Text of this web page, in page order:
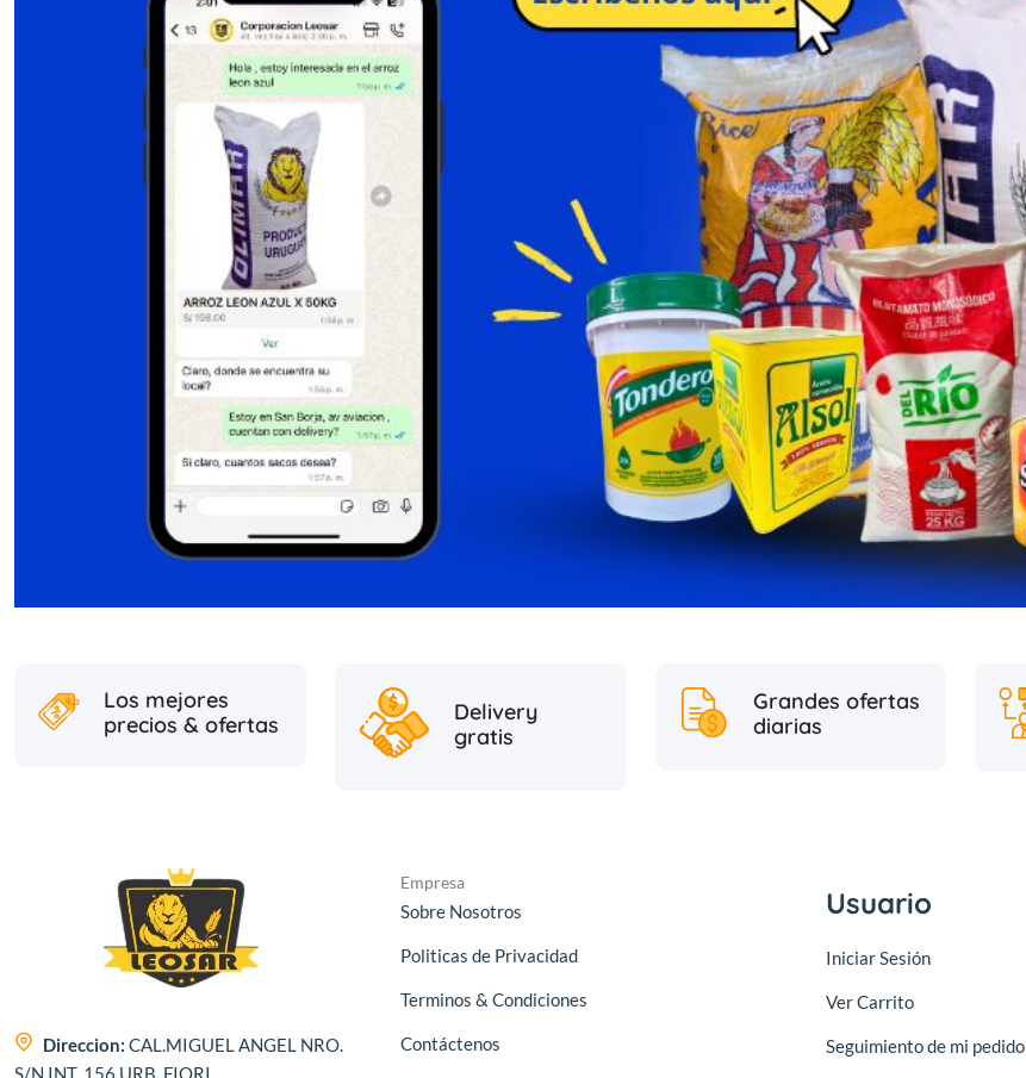
Los mejores
precios & ofertas
Delivery
gratis
Grandes ofertas
diarias
Direccion: CAL.MIGUEL ANGEL NRO.
S/N INT. 156 URB. FIORI
Empresa
Sobre Nosotros
Politicas de Privacidad
Terminos & Condiciones
Contáctenos
Usuario
Iniciar Sesión
Ver Carrito
Seguimiento de mi pedido